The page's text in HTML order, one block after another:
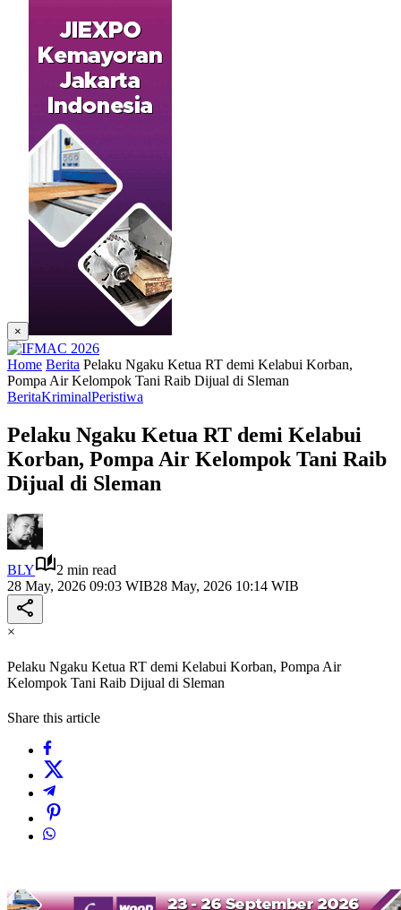
×
Home Berita Pelaku Ngaku Ketua RT demi Kelabui Korban,
Pompa Air Kelompok Tani Raib Dijual di Sleman
BeritaKriminalPeristiwa
Pelaku Ngaku Ketua RT demi Kelabui
Korban, Pompa Air Kelompok Tani Raib
Dijual di Sleman
BLY
2 min read
28 May, 2026 09:03 WIB28 May, 2026 10:14 WIB
×
Pelaku Ngaku Ketua RT demi Kelabui Korban, Pompa Air
Kelompok Tani Raib Dijual di Sleman
Share this article